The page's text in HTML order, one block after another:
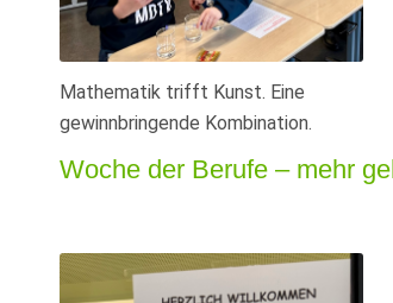
Mathematik trifft Kunst. Eine
gewinnbringende Kombination.
Woche der Berufe – mehr